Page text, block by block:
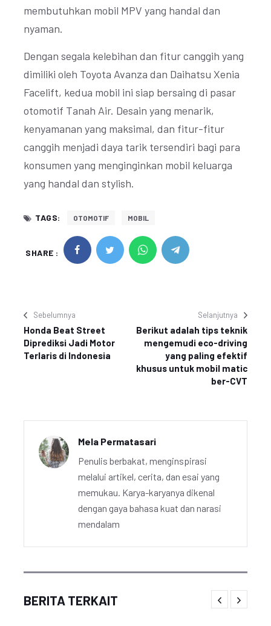
membutuhkan mobil MPV yang handal dan
nyaman.
Dengan segala kelebihan dan fitur canggih yang
dimiliki oleh Toyota Avanza dan Daihatsu Xenia
Facelift, kedua mobil ini siap bersaing di pasar
otomotif Tanah Air. Desain yang menarik,
kenyamanan yang maksimal, dan fitur-fitur
canggih menjadi daya tarik tersendiri bagi para
konsumen yang menginginkan mobil keluarga
yang handal dan stylish.
TAGS: OTOMOTIF MOBIL
SHARE :
Sebelumnya
Honda Beat Street
Diprediksi Jadi Motor
Terlaris di Indonesia
Selanjutnya
Berikut adalah tips teknik
mengemudi eco-driving
yang paling efektif
khusus untuk mobil matic
ber-CVT
Mela Permatasari
Penulis berbakat, menginspirasi
melalui artikel, cerita, dan esai yang
memukau. Karya-karyanya dikenal
dengan gaya bahasa kuat dan narasi
mendalam
BERITA TERKAIT